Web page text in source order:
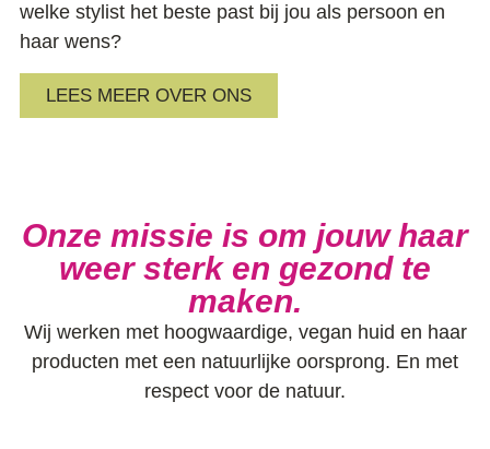
welke stylist het beste past bij jou als persoon en
haar wens?
LEES MEER OVER ONS
Onze missie is om jouw haar
weer sterk en gezond te
maken.
Wij werken met hoogwaardige, vegan huid en haar
producten met een natuurlijke oorsprong. En met
respect voor de natuur.